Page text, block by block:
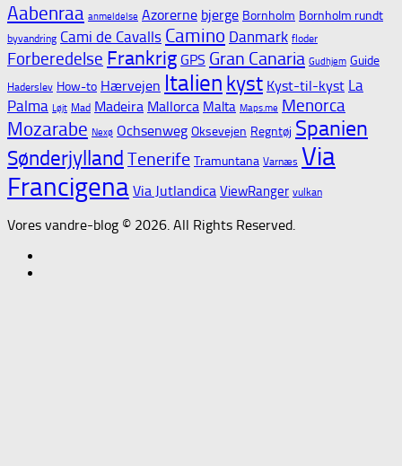
Aabenraa anmeldelse Azorerne bjerge Bornholm Bornholm rundt
byvandring Cami de Cavalls Camino Danmark floder
Forberedelse Frankrig GPS Gran Canaria Gudhjem Guide
Haderslev How-to Hærvejen Italien kyst Kyst-til-kyst La
Palma Løjt Mad Madeira Mallorca Malta Maps.me Menorca
Mozarabe Nexø Ochsenweg Oksevejen Regntøj Spanien
Sønderjylland Tenerife Tramuntana Varnæs Via
Francigena Via Jutlandica ViewRanger vulkan
Vores vandre-blog © 2026. All Rights Reserved.